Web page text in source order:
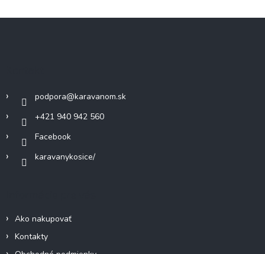
podpora@karavanom.sk
+421 940 942 560
Facebook
karavanykosice/
Ako nakupovať
Kontakty